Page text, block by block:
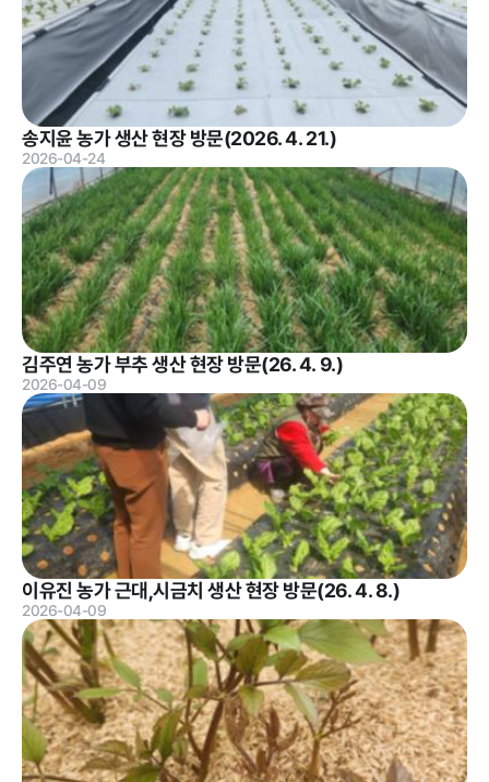
임원 및 운영
인력 현황
임직원 친인
척 현황
인건비 예산
및 집행현황
기관장 성과
계약 달성정
도
경영평가 결
과
감사결과 조
치요구사항
업무추진비
및 기타
정보목록
안전보건관리
홍보마당
보도자료 먹거리동향
알림마당
송지윤 농가 생산 현장 방문(2026. 4. 21.)
2026-04-24
김주연 농가 부추 생산 현장 방문(26. 4. 9.)
2026-04-09
이유진 농가 근대,시금치 생산 현장 방문(26. 4. 8.)
2026-04-09